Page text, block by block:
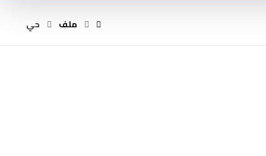
ملف حي